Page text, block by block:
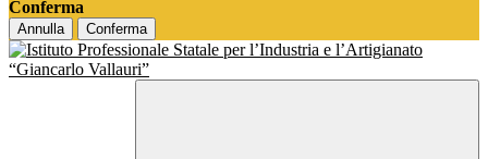
Conferma
Annulla Conferma